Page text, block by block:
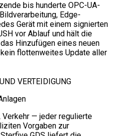
bis hunderte OPC-UA-
Edge-
Gerät mit einem signierten
vor Ablauf und hält die
Hinzufügen eines neuen
flottenweites Update aller
VERTEIDIGUNG
Verkehr — jeder regulierte
Vorgaben zur